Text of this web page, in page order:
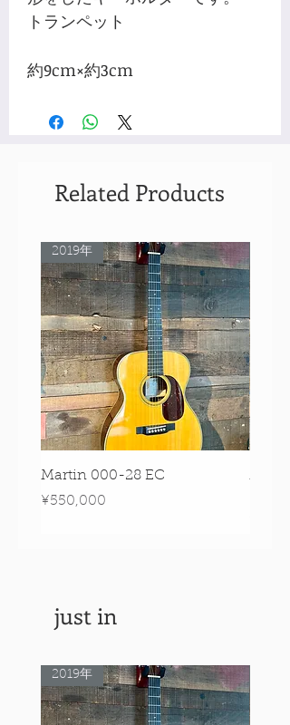
トランペット
約9cm×約3cm
Related Products
2019年
Martin 000-28 EC
Price
¥550,000
just in
2019年